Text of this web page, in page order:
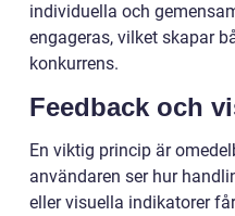
individuella och
engageras, vilket skapar
konkurrens.
Feedback och
En viktig princip är
användaren ser hur
eller visuella indikatorer